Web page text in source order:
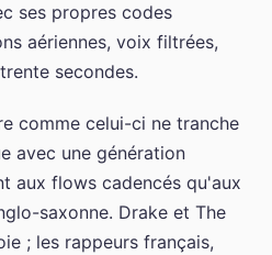
ses propres codes
aériennes, voix filtrées,
secondes.
comme celui-ci ne tranche
avec une génération
aux flows cadencés qu'aux
saxonne. Drake et The
; les rappeurs français,